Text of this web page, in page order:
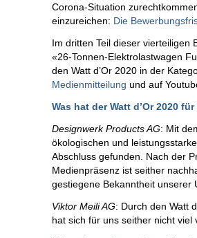
Corona-Situation
einzureichen: Die
Im dritten Teil dieser vierteiligen
«26-Tonnen-Elektrolastwagen
den Watt d’Or 2020 in der
Medienmitteilung und auf
Was hat der Watt d’Or 2020
Designwerk Products AG: Mit
ökologischen und
Abschluss gefunden. Nach der
Medienpräsenz ist seither
gestiegene Bekanntheit unserer
Viktor Meili AG: Durch den Watt
hat sich für uns seither nicht viel